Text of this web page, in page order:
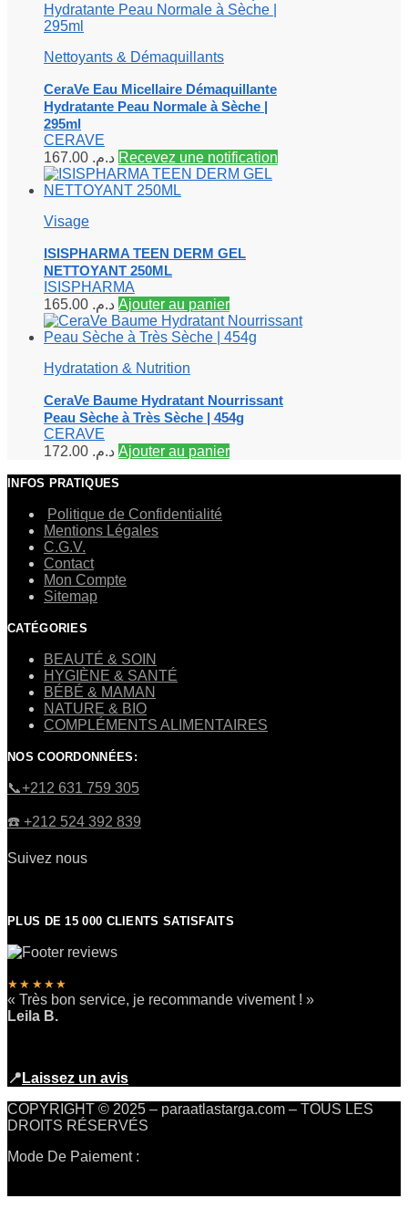
Nettoyants & Démaquillants
CeraVe Eau Micellaire Démaquillante
Hydratante Peau Normale à Sèche |
295ml
CERAVE
د.م. Recevez une notification
Visage
ISISPHARMA TEEN DERM GEL
NETTOYANT 250ML
ISISPHARMA
د.م. Ajouter au panier
Hydratation & Nutrition
CeraVe Baume Hydratant Nourrissant
Peau Sèche à Très Sèche | 454g
CERAVE
د.م. Ajouter au panier
INFOS PRATIQUES
Politique de Confidentialité
Mentions Légales
C.G.V.
Contact
Mon Compte
Sitemap
CATÉGORIES
BEAUTÉ & SOIN
HYGIÈNE & SANTÉ
BÉBÉ & MAMAN
NATURE & BIO
COMPLÉMENTS ALIMENTAIRES
NOS COORDONNÉES:
​📞+212 631 759 305
☎️​ +212 524 392 839
Suivez nous
PLUS DE 15 000 CLIENTS SATISFAITS
★★★★★
« Très bon service, je recommande vivement ! »
Leila B.
📍 Laissez un avis
COPYRIGHT © 2025 – paraatlastarga.com – TOUS LES
DROITS RÉSERVÉS
Mode De Paiement :